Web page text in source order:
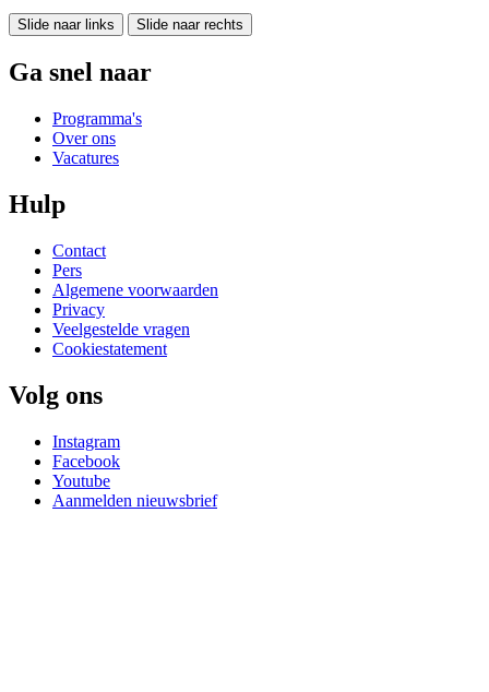
Slide naar links Slide naar rechts
Ga snel naar
Programma's
Over ons
Vacatures
Hulp
Contact
Pers
Algemene voorwaarden
Privacy
Veelgestelde vragen
Cookiestatement
Volg ons
Instagram
Facebook
Youtube
Aanmelden nieuwsbrief